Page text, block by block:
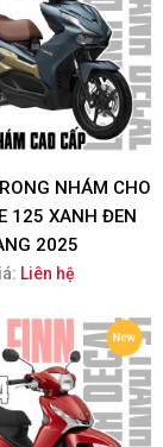
NHÁM CHO
125 XANH ĐEN
2025
Liên hệ